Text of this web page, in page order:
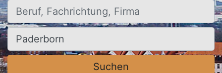
Beruf, Fachrichtung, Firma
Ort, Stadt
Suchen